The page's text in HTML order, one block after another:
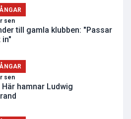
sen
till gamla klubben: "Passar
in"
sen
Här hamnar Ludwig